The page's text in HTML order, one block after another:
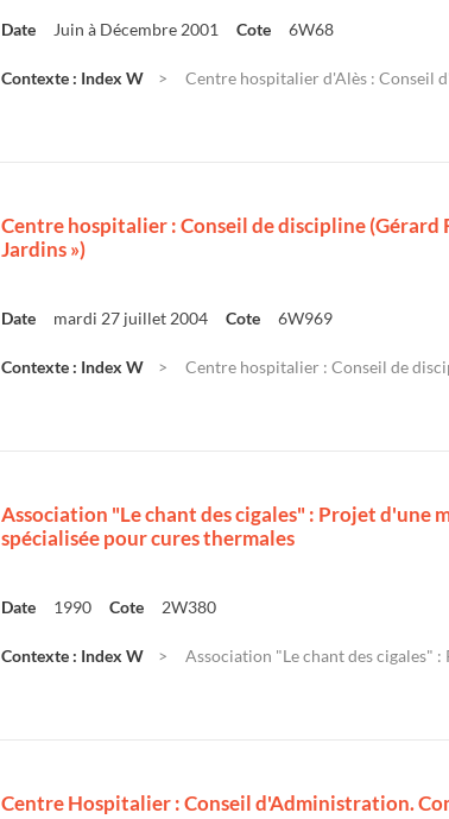
Date Juin à Décembre 2001 Cote 6W68
Contexte : Index W Centre hospitalier d'Alès : Conseil
Centre hospitalier : Conseil de discipline (Gérard
Jardins »)
Date mardi 27 juillet 2004 Cote 6W969
Contexte : Index W Centre hospitalier : Conseil de
Association "Le chant des cigales" : Projet d'une
spécialisée pour cures thermales
Date 1990 Cote 2W380
Contexte : Index W Association "Le chant des cigales" :
Centre Hospitalier : Conseil d'Administration.